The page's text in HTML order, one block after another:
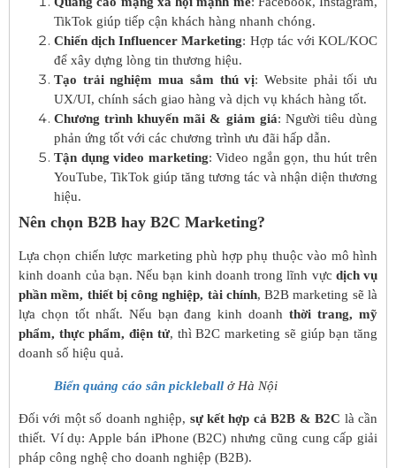
TikTok giúp tiếp cận khách hàng nhanh chóng.
Chiến dịch Influencer Marketing: Hợp tác với KOL/KOC
để xây dựng lòng tin thương hiệu.
Tạo trải nghiệm mua sắm thú vị: Website phải tối ưu
UX/UI, chính sách giao hàng và dịch vụ khách hàng tốt.
Chương trình khuyến mãi & giảm giá: Người tiêu dùng
phản ứng tốt với các chương trình ưu đãi hấp dẫn.
Tận dụng video marketing: Video ngắn gọn, thu hút trên
YouTube, TikTok giúp tăng tương tác và nhận diện thương
hiệu.
Nên chọn B2B hay B2C Marketing?
Lựa chọn chiến lược marketing phù hợp phụ thuộc vào mô hình
kinh doanh của bạn. Nếu bạn kinh doanh trong lĩnh vực dịch vụ
phần mềm, thiết bị công nghiệp, tài chính, B2B marketing sẽ là
lựa chọn tốt nhất. Nếu bạn đang kinh doanhthời trang, mỹ
phẩm, thực phẩm, điện tử, thì B2C marketing sẽ giúp bạn tăng
doanh số hiệu quả.
Biển quảng cáo sân pickleball ở Hà Nội
Đối với một số doanh nghiệp, sự kết hợp cả B2B & B2C là cần
thiết. Ví dụ: Apple bán iPhone (B2C) nhưng cũng cung cấp giải
pháp công nghệ cho doanh nghiệp (B2B).